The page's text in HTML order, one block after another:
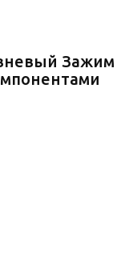
Зажим